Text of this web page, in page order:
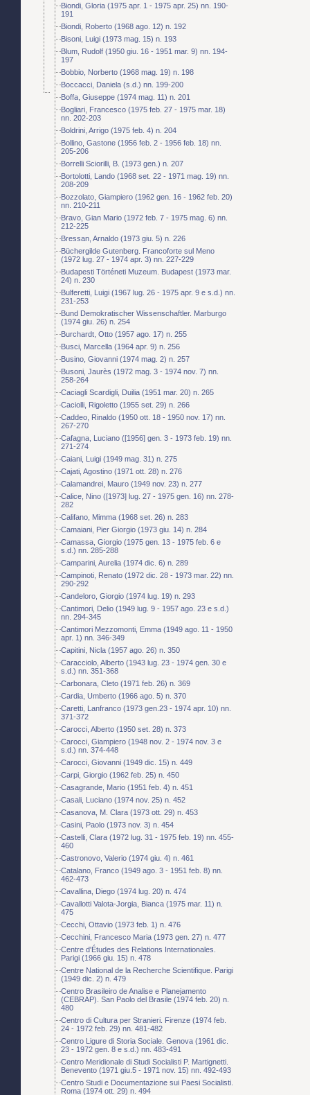
Biondi, Gloria (1975 apr. 1 - 1975 apr. 25) nn. 190-
191
Biondi, Roberto (1968 ago. 12) n. 192
Bisoni, Luigi (1973 mag. 15) n. 193
Blum, Rudolf (1950 giu. 16 - 1951 mar. 9) nn. 194-
197
Bobbio, Norberto (1968 mag. 19) n. 198
Boccacci, Daniela (s.d.) nn. 199-200
Boffa, Giuseppe (1974 mag. 11) n. 201
Bogliari, Francesco (1975 feb. 27 - 1975 mar. 18)
nn. 202-203
Boldrini, Arrigo (1975 feb. 4) n. 204
Bollino, Gastone (1956 feb. 2 - 1956 feb. 18) nn.
205-206
Borrelli Sciorilli, B. (1973 gen.) n. 207
Bortolotti, Lando (1968 set. 22 - 1971 mag. 19) nn.
208-209
Bozzolato, Giampiero (1962 gen. 16 - 1962 feb. 20)
nn. 210-211
Bravo, Gian Mario (1972 feb. 7 - 1975 mag. 6) nn.
212-225
Bressan, Arnaldo (1973 giu. 5) n. 226
Büchergilde Gutenberg. Francoforte sul Meno
(1972 lug. 27 - 1974 apr. 3) nn. 227-229
Budapesti Történeti Muzeum. Budapest (1973 mar.
24) n. 230
Bulferetti, Luigi (1967 lug. 26 - 1975 apr. 9 e s.d.) nn.
231-253
Bund Demokratischer Wissenschaftler. Marburgo
(1974 giu. 26) n. 254
Burchardt, Otto (1957 ago. 17) n. 255
Busci, Marcella (1964 apr. 9) n. 256
Busino, Giovanni (1974 mag. 2) n. 257
Busoni, Jaurès (1972 mag. 3 - 1974 nov. 7) nn.
258-264
Caciagli Scardigli, Duilia (1951 mar. 20) n. 265
Caciolli, Rigoletto (1955 set. 29) n. 266
Caddeo, Rinaldo (1950 ott. 18 - 1950 nov. 17) nn.
267-270
Cafagna, Luciano ([1956] gen. 3 - 1973 feb. 19) nn.
271-274
Caiani, Luigi (1949 mag. 31) n. 275
Cajati, Agostino (1971 ott. 28) n. 276
Calamandrei, Mauro (1949 nov. 23) n. 277
Calice, Nino ([1973] lug. 27 - 1975 gen. 16) nn. 278-
282
Califano, Mimma (1968 set. 26) n. 283
Camaiani, Pier Giorgio (1973 giu. 14) n. 284
Camassa, Giorgio (1975 gen. 13 - 1975 feb. 6 e
s.d.) nn. 285-288
Camparini, Aurelia (1974 dic. 6) n. 289
Campinoti, Renato (1972 dic. 28 - 1973 mar. 22) nn.
290-292
Candeloro, Giorgio (1974 lug. 19) n. 293
Cantimori, Delio (1949 lug. 9 - 1957 ago. 23 e s.d.)
nn. 294-345
Cantimori Mezzomonti, Emma (1949 ago. 11 - 1950
apr. 1) nn. 346-349
Capitini, Nicla (1957 ago. 26) n. 350
Caracciolo, Alberto (1943 lug. 23 - 1974 gen. 30 e
s.d.) nn. 351-368
Carbonara, Cleto (1971 feb. 26) n. 369
Cardia, Umberto (1966 ago. 5) n. 370
Caretti, Lanfranco (1973 gen.23 - 1974 apr. 10) nn.
371-372
Carocci, Alberto (1950 set. 28) n. 373
Carocci, Giampiero (1948 nov. 2 - 1974 nov. 3 e
s.d.) nn. 374-448
Carocci, Giovanni (1949 dic. 15) n. 449
Carpi, Giorgio (1962 feb. 25) n. 450
Casagrande, Mario (1951 feb. 4) n. 451
Casali, Luciano (1974 nov. 25) n. 452
Casanova, M. Clara (1973 ott. 29) n. 453
Casini, Paolo (1973 nov. 3) n. 454
Castelli, Clara (1972 lug. 31 - 1975 feb. 19) nn. 455-
460
Castronovo, Valerio (1974 giu. 4) n. 461
Catalano, Franco (1949 ago. 3 - 1951 feb. 8) nn.
462-473
Cavallina, Diego (1974 lug. 20) n. 474
Cavallotti Valota-Jorgia, Bianca (1975 mar. 11) n.
475
Cecchi, Ottavio (1973 feb. 1) n. 476
Cecchini, Francesco Maria (1973 gen. 27) n. 477
Centre d'Études des Relations Internationales.
Parigi (1966 giu. 15) n. 478
Centre National de la Recherche Scientifique. Parigi
(1949 dic. 2) n. 479
Centro Brasileiro de Analise e Planejamento
(CEBRAP). San Paolo del Brasile (1974 feb. 20) n.
480
Centro di Cultura per Stranieri. Firenze (1974 feb.
24 - 1972 feb. 29) nn. 481-482
Centro Ligure di Storia Sociale. Genova (1961 dic.
23 - 1972 gen. 8 e s.d.) nn. 483-491
Centro Meridionale di Studi Socialisti P. Martignetti.
Benevento (1971 giu.5 - 1971 nov. 15) nn. 492-493
Centro Studi e Documentazione sui Paesi Socialisti.
Roma (1974 ott. 29) n. 494